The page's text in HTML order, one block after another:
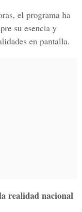
el programa ha
su esencia y
en pantalla.
realidad nacional